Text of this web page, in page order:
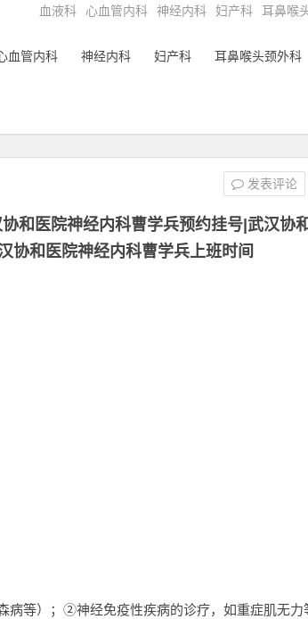
血液科 心血管内科 神经内科 妇产科 耳鼻喉
血管内科 神经内科 妇产科 耳鼻喉头颈外科
和医院神经内科曹学兵预约挂号|武汉协
协和医院神经内科曹学兵上班时间
等）；②神经免疫性疾病的诊疗，如重症肌无力
发表评论